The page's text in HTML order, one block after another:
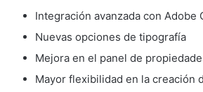
Integración avanzada con Adobe
Nuevas opciones de tipografía
Mejora en el panel de
Mayor flexibilidad en la creación